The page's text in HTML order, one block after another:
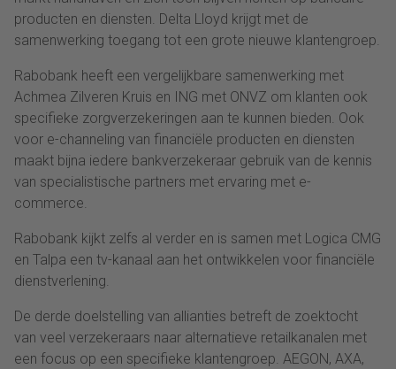
producten en diensten. Delta Lloyd krijgt met de
samenwerking toegang tot een grote nieuwe klantengroep.
Rabobank heeft een vergelijkbare samenwerking met
Achmea Zilveren Kruis en ING met ONVZ om klanten ook
specifieke zorgverzekeringen aan te kunnen bieden. Ook
voor e-channeling van financiële producten en diensten
maakt bijna iedere bankverzekeraar gebruik van de kennis
van specialistische partners met ervaring met e-
commerce.
Rabobank kijkt zelfs al verder en is samen met Logica CMG
en Talpa een tv-kanaal aan het ontwikkelen voor financiële
dienstverlening.
De derde doelstelling van allianties betreft de zoektocht
van veel verzekeraars naar alternatieve retailkanalen met
een focus op een specifieke klantengroep. AEGON, AXA,